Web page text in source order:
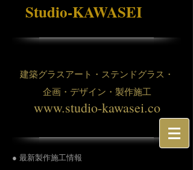
Studio-KAWASEI
建築グラスアート・ステンドグラス・
企画・デザイン・製作施工
www.studio-kawasei.co
● 最新製作施工情報